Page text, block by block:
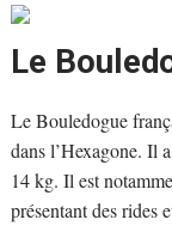
Le
Le Bouledogue
dans l’Hexagone. Il
14 kg. Il est
présentant des rides